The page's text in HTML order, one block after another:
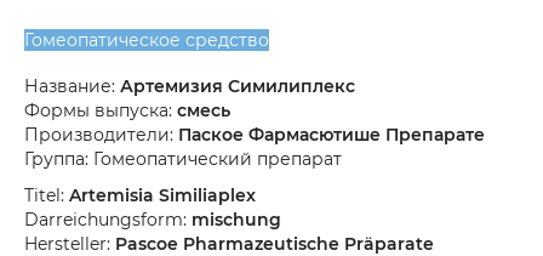
Гомеопатическое средство
Название: Артемизия Симилиплекс
Формы выпуска: смесь
Производители: Паское Фармасютише Препарате
Группа: Гомеопатический препарат
Titel: Artemisia Similiaplex
Darreichungsform: mischung
Hersteller: Pascoe Pharmazeutische Präparate